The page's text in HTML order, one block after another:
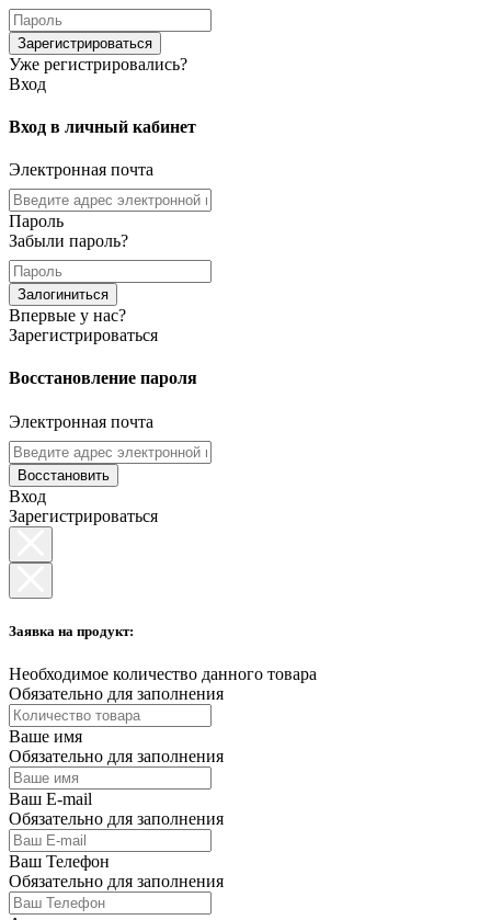
Зарегистрироваться
Уже регистрировались?
Вход
Вход в личный кабинет
Электронная почта
Пароль
Забыли пароль?
Залогиниться
Впервые у нас?
Зарегистрироваться
Восстановление пароля
Электронная почта
Восстановить
Вход
Зарегистрироваться
Заявка на продукт:
Необходимое количество данного товара
Обязательно для заполнения
Ваше имя
Обязательно для заполнения
Ваш E-mail
Обязательно для заполнения
Ваш Телефон
Обязательно для заполнения